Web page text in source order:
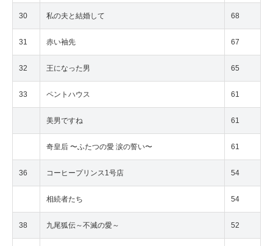
30 私の夫と結婚して 68
31 赤い袖先 67
32 王になった男 65
33 ペントハウス 61
美男ですね 61
奇皇后 〜ふたつの愛 涙の誓い〜 61
36 コーヒープリンス1号店 54
相続者たち 54
38 九尾狐伝～不滅の愛～ 52